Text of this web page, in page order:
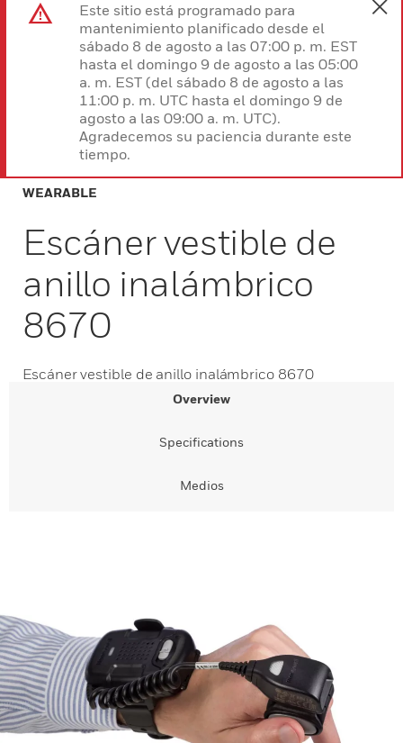
Este sitio está programado para
mantenimiento planificado desde el
sábado 8 de agosto a las 07:00 p. m. EST
hasta el domingo 9 de agosto a las 05:00
a. m. EST (del sábado 8 de agosto a las
11:00 p. m. UTC hasta el domingo 9 de
agosto a las 09:00 a. m. UTC).
Agradecemos su paciencia durante este
tiempo.
WEARABLE
Escáner vestible de
anillo inalámbrico
8670
Escáner vestible de anillo inalámbrico 8670
Overview
Specifications
Medios